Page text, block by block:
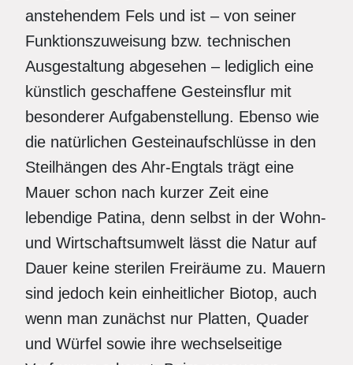
anstehendem Fels und ist – von seiner
Funktionszuweisung bzw. technischen
Ausgestaltung abgesehen – lediglich eine
künstlich geschaffene Gesteinsflur mit
besonderer Aufgabenstellung. Ebenso wie
die natürlichen Gesteinaufschlüsse in den
Steilhängen des Ahr-Engtals trägt eine
Mauer schon nach kurzer Zeit eine
lebendige Patina, denn selbst in der Wohn-
und Wirtschaftsumwelt lässt die Natur auf
Dauer keine sterilen Freiräume zu. Mauern
sind jedoch kein einheitlicher Biotop, auch
wenn man zunächst nur Platten, Quader
und Würfel sowie ihre wechselseitige